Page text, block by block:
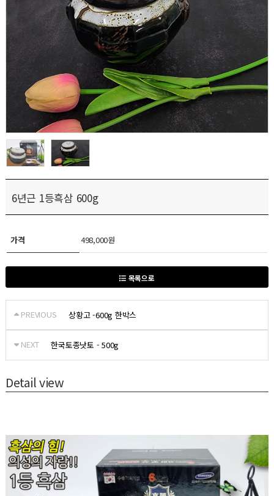
6년근 1등흑삼 600g
가격 498,000원
목록으로
PREVIOUS 상황고 -600g 한박스
NEXT 한국토종낫토 - 500g
Detail view